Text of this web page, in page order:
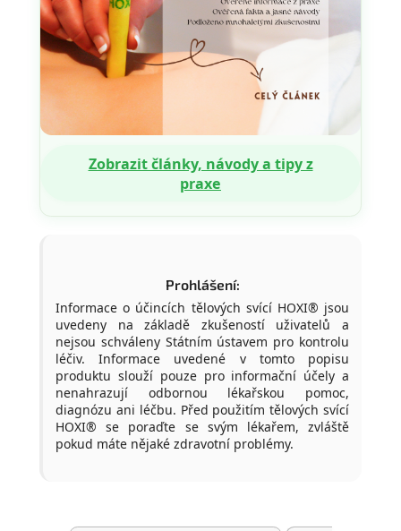
Zobrazit články, návody a tipy z
praxe
Prohlášení:
Informace o účincích tělových svící HOXI® jsou
uvedeny na základě zkušeností uživatelů a
nejsou schváleny Státním ústavem pro kontrolu
léčiv. Informace uvedené v tomto popisu
produktu slouží pouze pro informační účely a
nenahrazují odbornou lékařskou pomoc,
diagnózu ani léčbu. Před použitím tělových svící
HOXI® se poraďte se svým lékařem, zvláště
pokud máte nějaké zdravotní problémy.